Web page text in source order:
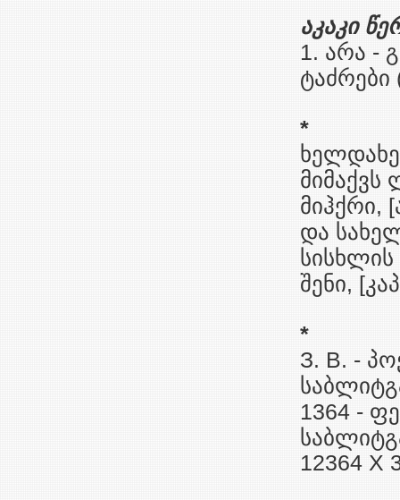
აკაკი
1. არა -
ტაძრები
*
მიჰქრი,
და
შენი,
*
З. В. -
1364 -
12364 X